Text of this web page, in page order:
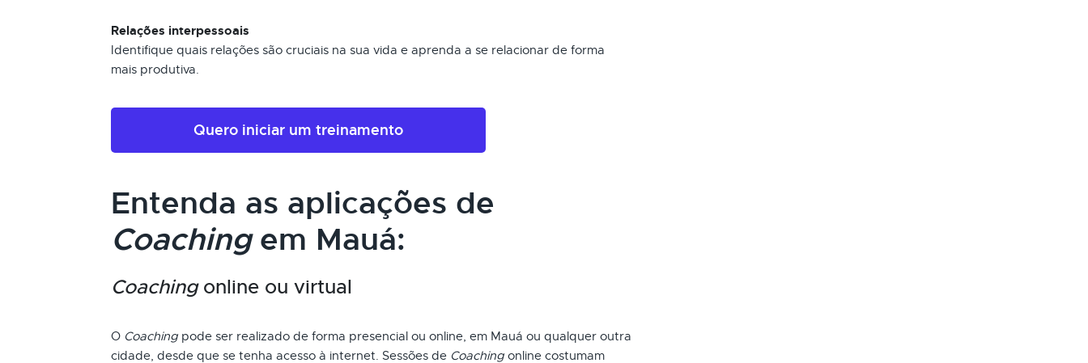
Relações interpessoais
Identifique quais relações são cruciais na sua vida e aprenda a se relacionar de forma
mais produtiva.
Quero iniciar um treinamento
Entenda as aplicações de
Coachingem Mauá:
Coachingonline ou virtual
O Coaching pode ser realizado de forma presencial ou online, em Mauá ou qualquer outra
cidade, desde que se tenha acesso à internet. Sessões de Coaching online costumam